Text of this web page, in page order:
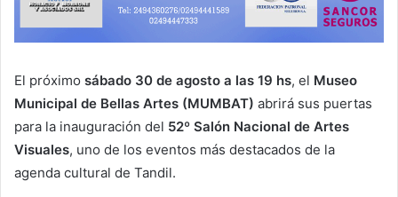
El próximo sábado 30 de agosto a las 19 hs, el Museo
Municipal de Bellas Artes (MUMBAT) abrirá sus puertas
para la inauguración del 52º Salón Nacional de Artes
Visuales, uno de los eventos más destacados de la
agenda cultural de Tandil.